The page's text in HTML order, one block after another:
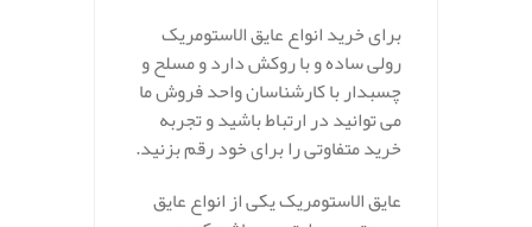
برای خرید انواع عایق الاستومریک
رولی ساده و با روکش دارد و مسلح و
چسبدار با کارشناسان واحد فروش ما
می توانید در ارتباط باشید و تجربه
خرید متفاوتی را برای خود رقم بزنید.
عایق الاستومریک یکی از انواع عایق